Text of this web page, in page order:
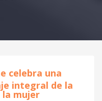
celebra una
integral de la
la mujer